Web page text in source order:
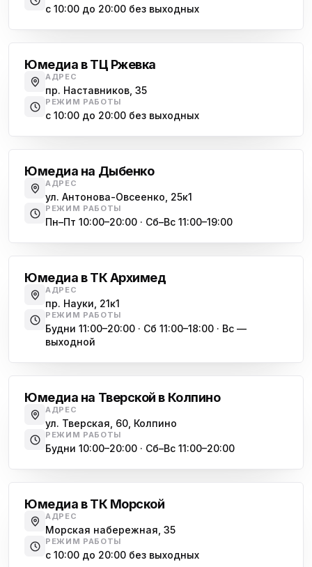
ю
Юмедиа в ТК Юго-Запад
пр. Маршала Жукова, 35-1
Юмедиа на Космонавтов
ю ул. Белы Куна, 24к1
ю
Юмедиа в Купчино
ул. Будапештская, 87-3
Юмедиа Сервис в Колпино
ю
Юмедиа во Всеволожске
пр. Христиновский 28, Всеволожск
с 10:00 до 20:00 без выходных
Юмедиа в ТЦ Ржевка
АДРЕС
пр. Наставников, 35
РЕЖИМ РАБОТЫ
с 10:00 до 20:00 без выходных
Юмедиа на Дыбенко
АДРЕС
ул. Антонова-Овсеенко, 25к1
РЕЖИМ РАБОТЫ
Пн–Пт 10:00–20:00 · Сб–Вс 11:00–19:00
Юмедиа в ТК Архимед
АДРЕС
пр. Науки, 21к1
РЕЖИМ РАБОТЫ
Будни 11:00–20:00 · Сб 11:00–18:00 · Вс —
выходной
Юмедиа на Тверской в Колпино
АДРЕС
ул. Тверская, 60, Колпино
РЕЖИМ РАБОТЫ
Будни 10:00–20:00 · Сб–Вс 11:00–20:00
Юмедиа в ТК Морской
АДРЕС
Морская набережная, 35
РЕЖИМ РАБОТЫ
с 10:00 до 20:00 без выходных